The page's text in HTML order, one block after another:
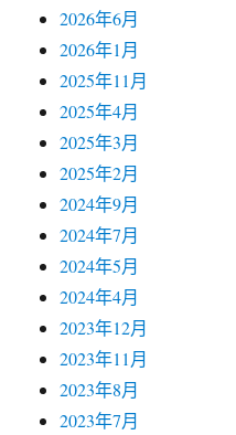
2026年6月
2026年1月
2025年11月
2025年4月
2025年3月
2025年2月
2024年9月
2024年7月
2024年5月
2024年4月
2023年12月
2023年11月
2023年8月
2023年7月